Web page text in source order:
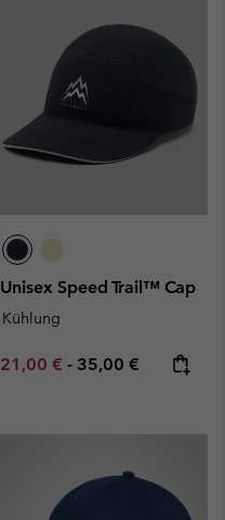
Unisex Speed Trail™ Cap
Kühlung
Minimum sale price:
21,00 € - Maximum price:
35,00 €